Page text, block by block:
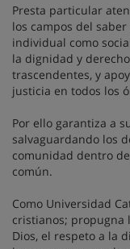
Presta particular
los campos del
individual como
la dignidad y
trascendentes, y
justicia en todos los
Por ello garantiza a
salvaguardando los
comunidad dentro
común.
Como Universidad
cristianos; propugna
Dios, el respeto a la